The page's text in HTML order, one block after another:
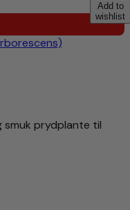
Add to
wishlist
smuk prydplante til